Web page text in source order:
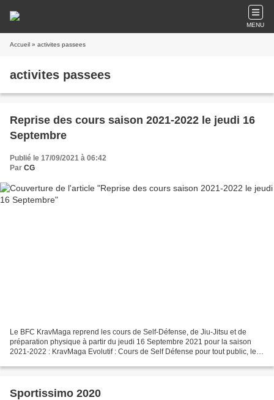
MENU
Accueil » activites passees
activites passees
Reprise des cours saison 2021-2022 le jeudi 16
Septembre
Publié le 17/09/2021 à 06:42
Par CG
Le BFC KravMaga reprend les cours de Self-Défense, de Jiu-Jitsu et de
préparation physique à partir du jeudi 16 Septembre 2021 pour la saison
2021-2022 : KravMaga Evolutif : Cours de Self Défense pour tout public, le
Sportissimo 2020